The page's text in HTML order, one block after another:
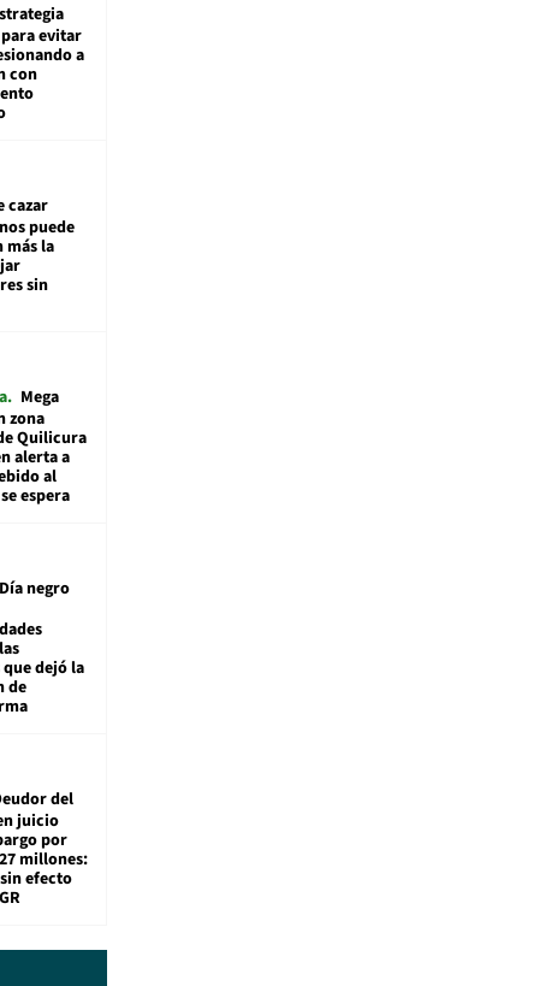
evitar
a
con
cazar
puede
más la
sin
Mega
zona
Quilicura
alerta a
al
espera
negro
dejó la
de
del
juicio
por
millones:
efecto